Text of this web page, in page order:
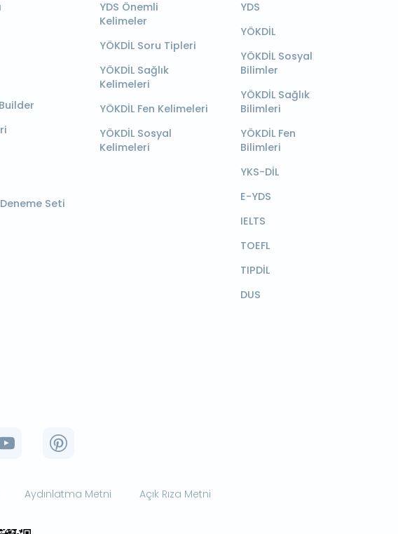
Seti
YDS Önemli
Kelimeler
YÖKDİL Soru Tipleri
YÖKDİL Sağlık
Kelimeleri
YÖKDİL Fen Kelimeleri
YÖKDİL Sosyal
Kelimeleri
YDS
YÖKDİL
YÖKDİL Sosyal
Bilimler
YÖKDİL Sağlık
Bilimleri
YÖKDİL Fen
Bilimleri
YKS-DİL
E-YDS
IELTS
TOEFL
TIPDİL
DUS
Aydınlatma Metni Açık Rıza Metni